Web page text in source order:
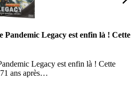
Pandemic Legacy est enfin là ! Cette
Legacy est enfin là ! Cette
ans après…